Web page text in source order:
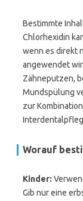
Bestimmte
Chlorhexidin
wenn es direkt
angewendet
Zähneputzen,
Mundspülung
zur
Worauf
Kinder:
Gib nur eine